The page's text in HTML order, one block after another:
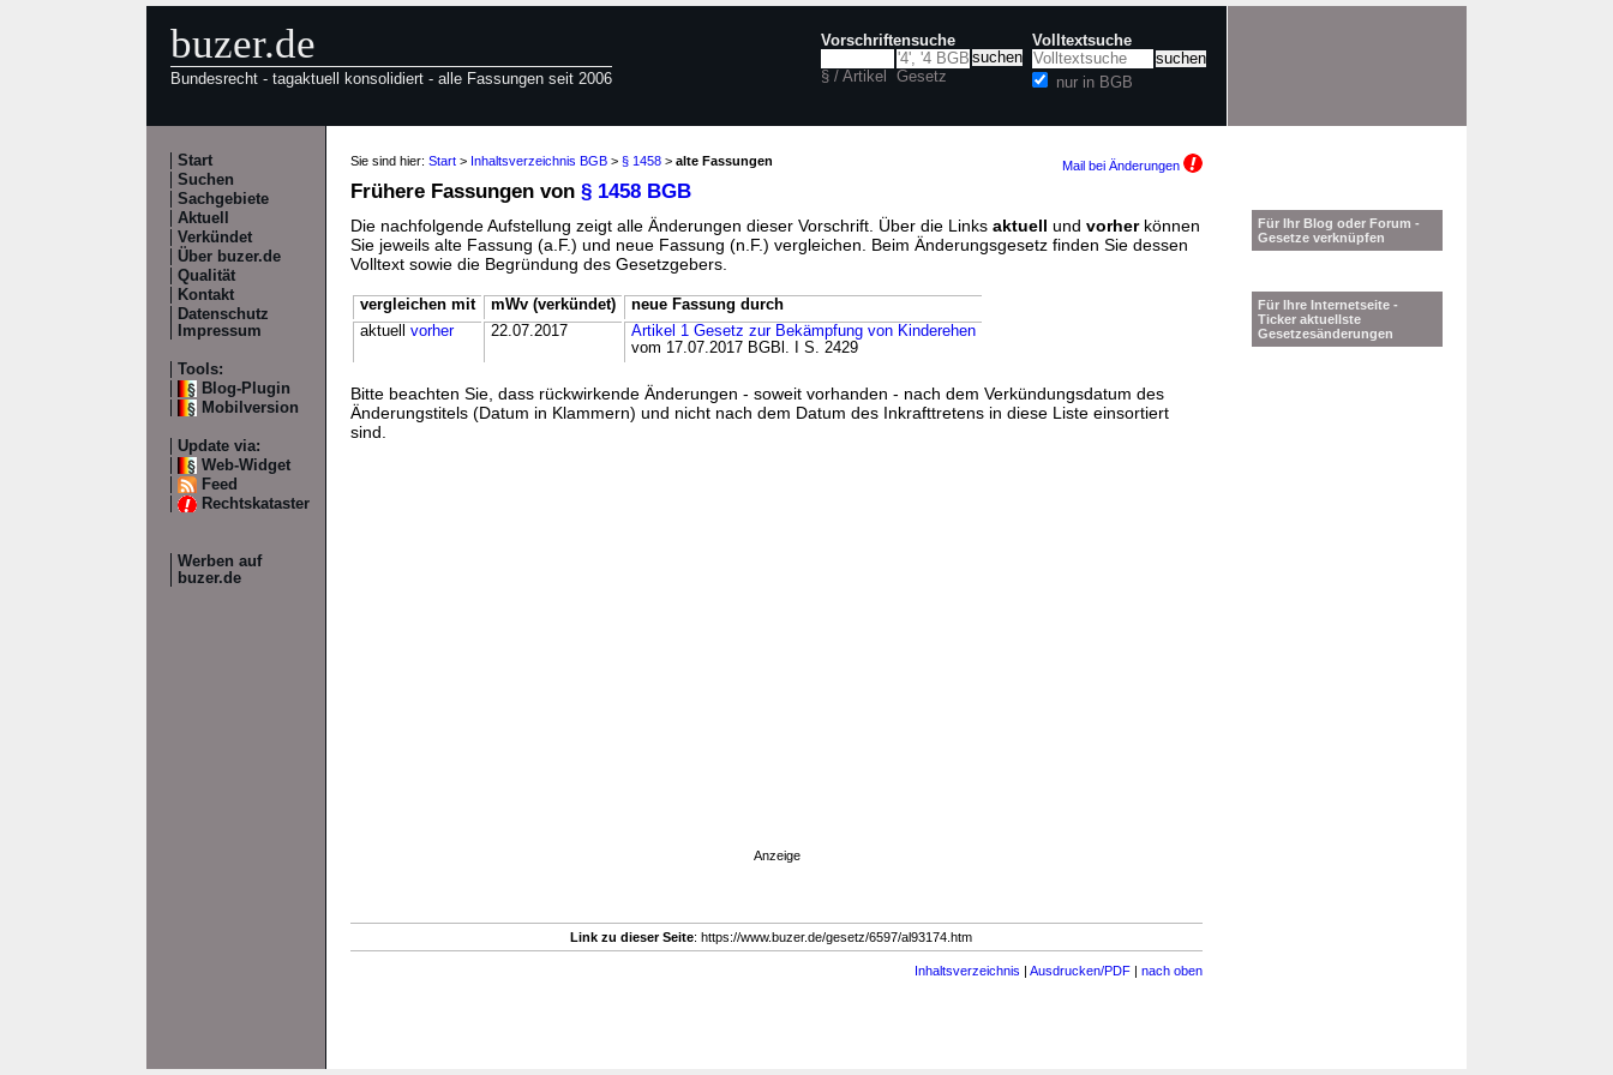
buzer.de
Bundesrecht - tagaktuell konsolidiert - alle Fassungen seit 2006
Vorschriftensuche
§ / Artikel Gesetz
Volltextsuche
nur in BGB
Start
Suchen
Sachgebiete
Aktuell
Verkündet
Über buzer.de
Qualität
Kontakt
Datenschutz
Impressum
Tools:
Blog-Plugin
Mobilversion
Update via:
Web-Widget
Feed
Rechtskataster
Werben auf
buzer.de
Sie sind hier: Start > Inhaltsverzeichnis BGB > § 1458 > alte Fassungen Mail bei Änderungen
Frühere Fassungen von § 1458 BGB
Die nachfolgende Aufstellung zeigt alle Änderungen dieser Vorschrift. Über die Links aktuell und vorherkönnen
Sie jeweils alte Fassung (a.F.) und neue Fassung (n.F.) vergleichen. Beim Änderungsgesetz finden Sie dessen
Volltext sowie die Begründung des Gesetzgebers.
vergleichen mit mWv (verkündet)
neue Fassung durch
aktuell vorher 22.07.2017
Artikel 1 Gesetz zur Bekämpfung von Kinderehen
vom 17.07.2017 BGBl. I S. 2429
Bitte beachten Sie, dass rückwirkende Änderungen - soweit vorhanden - nach dem Verkündungsdatum des
Änderungstitels (Datum in Klammern) und nicht nach dem Datum des Inkrafttretens in diese Liste einsortiert
sind.
Anzeige
Link zu dieser Seite: https://www.buzer.de/gesetz/6597/al93174.htm
Inhaltsverzeichnis | Ausdrucken/PDF | nach oben
Für Ihr Blog oder Forum -
Gesetze verknüpfen
Für Ihre Internetseite -
Ticker aktuellste
Gesetzesänderungen